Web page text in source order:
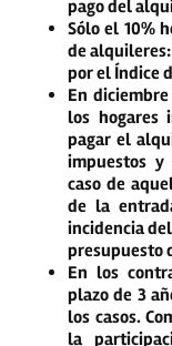
pago del
Sólo el 10%
de alquileres
por el Índice
En
los hogares
pagar el
impuestos
caso de
de la
incidencia
presupuesto
En los
plazo de 3
los casos.
la